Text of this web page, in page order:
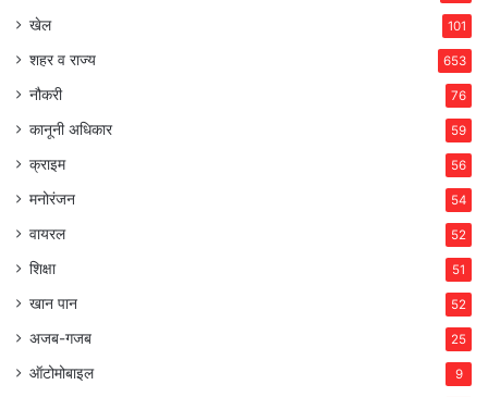
खेल 101
शहर व राज्य 653
नौकरी 76
कानूनी अधिकार 59
क्राइम 56
मनोरंजन 54
वायरल 52
शिक्षा 51
खान पान 52
अजब-गजब 25
ऑटोमोबाइल 9